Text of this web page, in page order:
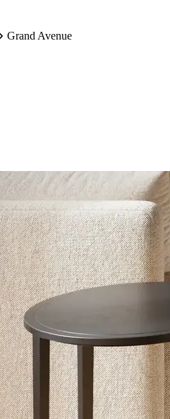
Grand Avenue